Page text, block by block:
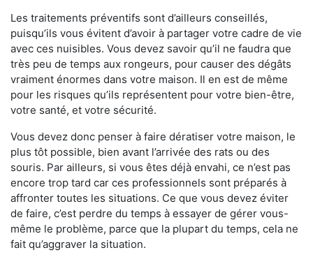
Les traitements préventifs sont d’ailleurs conseillés,
puisqu’ils vous évitent d’avoir à partager votre cadre de vie
avec ces nuisibles. Vous devez savoir qu’il ne faudra que
très peu de temps aux rongeurs, pour causer des dégâts
vraiment énormes dans votre maison. Il en est de même
pour les risques qu’ils représentent pour votre bien-être,
votre santé, et votre sécurité.
Vous devez donc penser à faire dératiser votre maison, le
plus tôt possible, bien avant l’arrivée des rats ou des
souris. Par ailleurs, si vous êtes déjà envahi, ce n’est pas
encore trop tard car ces professionnels sont préparés à
affronter toutes les situations. Ce que vous devez éviter
de faire, c’est perdre du temps à essayer de gérer vous-
même le problème, parce que la plupart du temps, cela ne
fait qu’aggraver la situation.